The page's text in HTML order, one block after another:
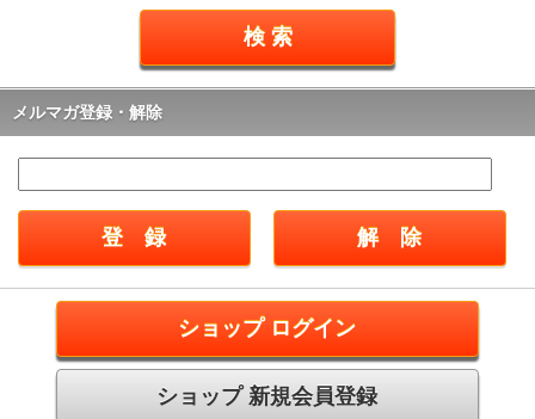
メルマガ登録・解除
ショップ ログイン
ショップ 新規会員登録